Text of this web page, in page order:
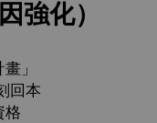
強化）
」
回本
格